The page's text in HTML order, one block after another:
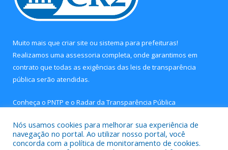
Muito mais que criar site ou sistema para prefeituras!
Realizamos uma assessoria completa, onde garantimos em
contrato que todas as exigências das leis de transparência
pública serão atendidas.
Conheça o PNTP e o Radar da Transparência Pública
Nós usamos cookies para melhorar sua experiência de
navegação no portal. Ao utilizar nosso portal, você
concorda com a política de monitoramento de cookies.